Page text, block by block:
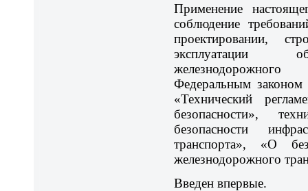
Применение
соблюдение
проектировании,
эксплуатации
железнодорожного
Федеральным
«Технический
безопасности»,
безопасности
транспорта», «О
железнодорожного
Введен впервые.